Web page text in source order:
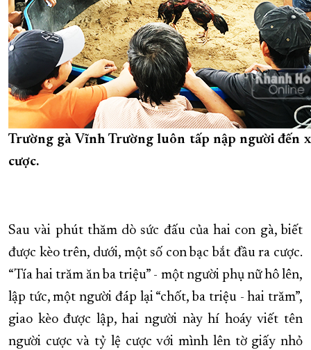
Trường gà Vĩnh Trường luôn tấp nập người đến
cược.
Sau vài phút thăm dò sức đấu của hai con gà, biết
được kèo trên, dưới, một số con bạc bắt đầu ra cược.
“Tía hai trăm ăn ba triệu” - một người phụ nữ hô lên,
lập tức, một người đáp lại “chốt, ba triệu - hai trăm”,
giao kèo được lập, hai người này hí hoáy viết tên
người cược và tỷ lệ cược với mình lên tờ giấy nhỏ